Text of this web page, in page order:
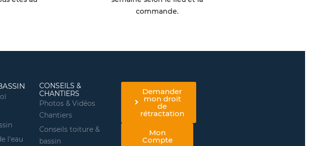
commande.
l'eau
CONSEILS &
CHANTIERS
Photos & Vidéos
Chantiers
Conseils toiture &
bassin
Demander
mon droit
de
rétractation
Mon
Compte